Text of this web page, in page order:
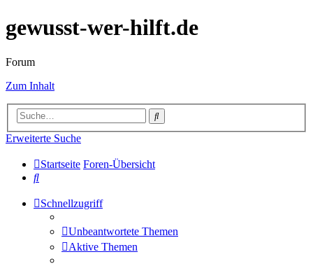
gewusst-wer-hilft.de
Forum
Zum Inhalt
Suche
Erweiterte Suche
Startseite Foren-Übersicht
Suche
Schnellzugriff
Unbeantwortete Themen
Aktive Themen